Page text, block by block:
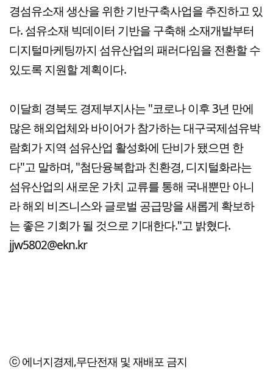
경섬유소재 생산을 위한 기반구축사업을 추진하고 있
다. 섬유소재 빅데이터 기반을 구축해 소재개발부터
디지털마케팅까지 섬유산업의 패러다임을 전환할 수
있도록 지원할 계획이다.
이달희 경북도 경제부지사는 "코로나 이후 3년 만에
많은 해외업체와 바이어가 참가하는 대구국제섬유박
람회가 지역 섬유산업 활성화에 단비가 됐으면 한
다"고 말하며, "첨단융복합과 친환경, 디지털화라는
섬유산업의 새로운 가치 교류를 통해 국내뿐만 아니
라 해외 비즈니스와 글로벌 공급망을 새롭게 확보하
는 좋은 기회가 될 것으로 기대한다."고 밝혔다.
jjw5802@ekn.kr
ⓒ 에너지경제,무단전재 및 재배포 금지